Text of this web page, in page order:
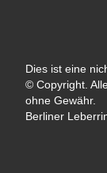
Dies ist eine
© Copyright.
ohne Gewähr.
Berliner